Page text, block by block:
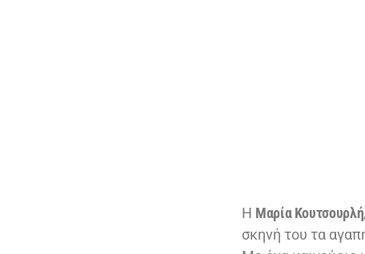
Η Μαρία Κουτσουρλή
σκηνή του τα